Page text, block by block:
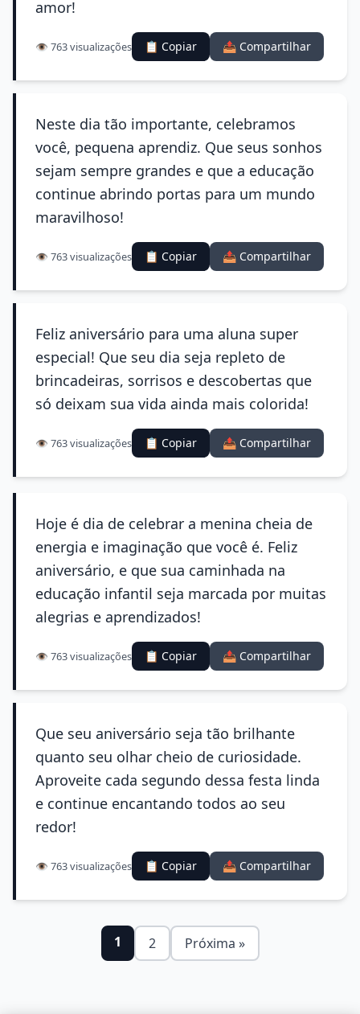
amor!
👁️ 763 visualizações 📋 Copiar 📤 Compartilhar
Neste dia tão importante, celebramos
você, pequena aprendiz. Que seus sonhos
sejam sempre grandes e que a educação
continue abrindo portas para um mundo
maravilhoso!
👁️ 763 visualizações 📋 Copiar 📤 Compartilhar
Feliz aniversário para uma aluna super
especial! Que seu dia seja repleto de
brincadeiras, sorrisos e descobertas que
só deixam sua vida ainda mais colorida!
👁️ 763 visualizações 📋 Copiar 📤 Compartilhar
Hoje é dia de celebrar a menina cheia de
energia e imaginação que você é. Feliz
aniversário, e que sua caminhada na
educação infantil seja marcada por muitas
alegrias e aprendizados!
👁️ 763 visualizações 📋 Copiar 📤 Compartilhar
Que seu aniversário seja tão brilhante
quanto seu olhar cheio de curiosidade.
Aproveite cada segundo dessa festa linda
e continue encantando todos ao seu
redor!
👁️ 763 visualizações 📋 Copiar 📤 Compartilhar
1 2 Próxima »